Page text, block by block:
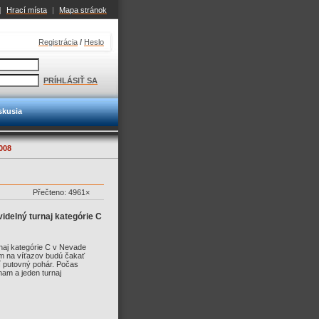
| Hrací místa | Mapa stránok
Registrácia / Heslo
PRÍHLÁSIŤ SA
Přečteno: 4961×
turnaj kategórie C
kategórie C v Nevade
na víťazov budú čakať
pohár. Počas
a jeden turnaj